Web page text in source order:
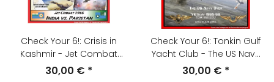
Check Your 6!: Crisis in
Kashmir - Jet Combat
1965 India vs. Pakistan
30,00 € *
Check Your 6!: Tonkin Gulf
Yacht Club - The US Navy
over Vietnam 1965-68
30,00 € *